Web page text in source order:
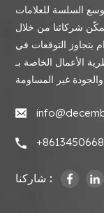
السلسة للعلامات
نمكّن شركائنا من خلال
بتجاوز التوقعات في
الأعمال الخاصة بـ
شاركنا :